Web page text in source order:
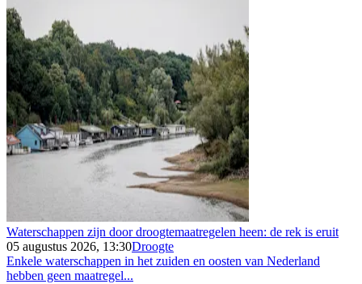
Waterschappen zijn door droogtemaatregelen heen: de rek is eruit
05 augustus 2026, 13:30Droogte
Enkele waterschappen in het zuiden en oosten van Nederland
hebben geen maatregel...